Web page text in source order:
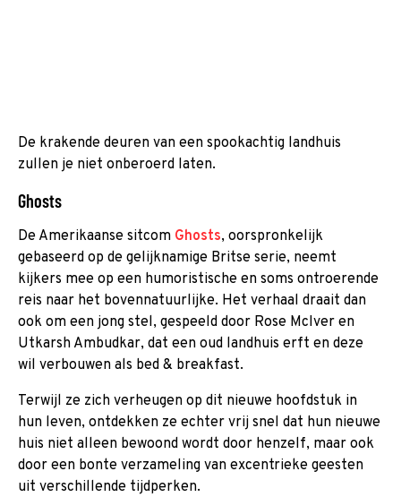
De krakende deuren van een spookachtig landhuis
zullen je niet onberoerd laten.
Ghosts
De Amerikaanse sitcom Ghosts, oorspronkelijk
gebaseerd op de gelijknamige Britse serie, neemt
kijkers mee op een humoristische en soms ontroerende
reis naar het bovennatuurlijke. Het verhaal draait dan
ook om een jong stel, gespeeld door Rose McIver en
Utkarsh Ambudkar, dat een oud landhuis erft en deze
wil verbouwen als bed & breakfast.
Terwijl ze zich verheugen op dit nieuwe hoofdstuk in
hun leven, ontdekken ze echter vrij snel dat hun nieuwe
huis niet alleen bewoond wordt door henzelf, maar ook
door een bonte verzameling van excentrieke geesten
uit verschillende tijdperken.